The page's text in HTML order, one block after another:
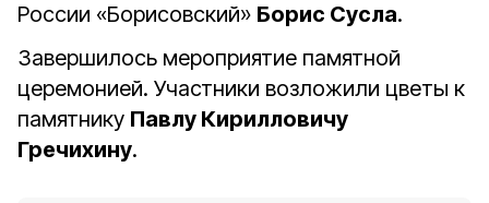
России «Борисовский» Борис Сусла.
Завершилось мероприятие памятной
церемонией. Участники возложили цветы к
памятнику Павлу Кирилловичу
Гречихину.